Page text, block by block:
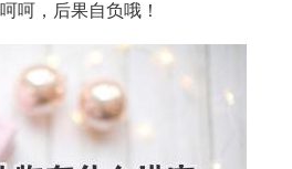
呵，后果自负哦！